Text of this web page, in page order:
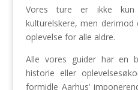
Vores ture er ikke
kulturelskere, men
oplevelse for alle aldre.
Alle vores guider har en
historie eller
formidle Aarhus’